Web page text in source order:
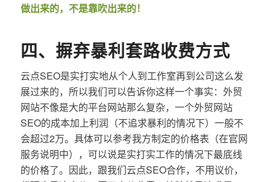
做出来的，不是靠吹出来的！
四、摒弃暴利套路收费方式
云点SEO是实打实地从个人到工作室再到公司这么发
展过来的，所以我们可以告诉你这样一个事实：外贸
网站不像是大的平台网站那么复杂，一个外贸网站
SEO的成本加上利润（不追求暴利的情况下）一般不
会超过2万。具体可以参考我方制定的价格表（在官网
服务说明中），可以说是实打实工作的情况下最底线
的价格了。因此，跟我们云点SEO合作，不用议价，